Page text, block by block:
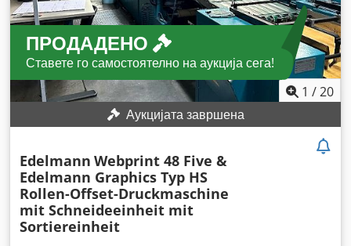
ПРОДАДЕНО
Ставете го самостоятелно на аукција сега!
1 /20
Аукцијата завршена
Edelmann Webprint 48 Five &
Edelmann Graphics Typ HS
Rollen-Offset-Druckmaschine
mit Schneideeinheit mit
Sortiereinheit